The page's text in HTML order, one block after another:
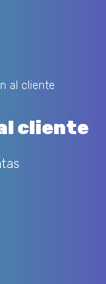
al cliente
cliente